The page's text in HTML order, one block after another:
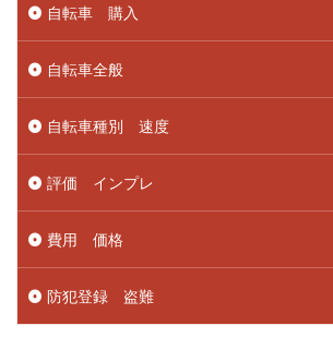
自転車 購入
自転車全般
自転車種別 速度
評価 インプレ
費用 価格
防犯登録 盗難